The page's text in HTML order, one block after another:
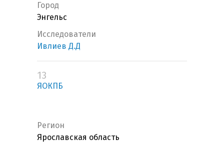
Город
Энгельс
Исследователи
Ивлиев Д.Д
13
ЯОКПБ
Регион
Ярославская область